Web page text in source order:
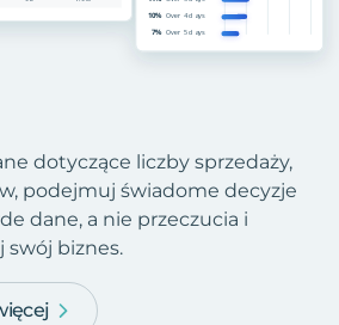
dotyczące liczby sprzedaży,
podejmuj świadome decyzje
dane, a nie przeczucia i
swój biznes.